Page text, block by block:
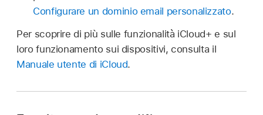
Configurare un dominio email personalizzato.
Per scoprire di più sulle funzionalità iCloud+ e sul
loro funzionamento sui dispositivi, consulta il
Manuale utente di iCloud.